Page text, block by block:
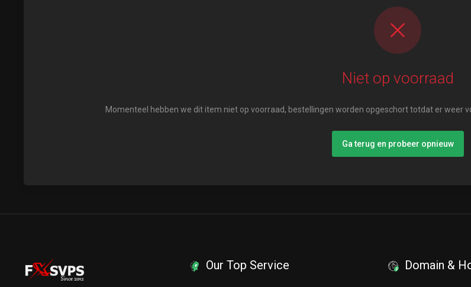
Niet op voorraad
Momenteel hebben we dit item niet op voorraad, bestellingen worden opgeschort totdat er weer
Ga terug en probeer opnieuw
Our Top Service Domain &